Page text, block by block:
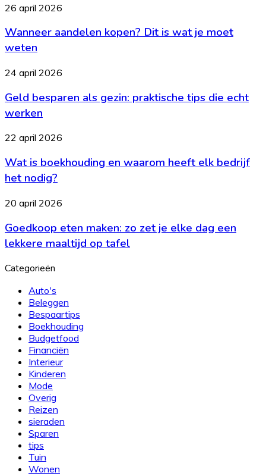
bewaar
je
de
balans
Wanneer
kopen?
is
je
weten
26 april 2026
Wanneer aandelen kopen? Dit is wat je moet
weten
Geld
als
gezin:
praktische
tips
die
echt
werken
24 april 2026
Geld besparen als gezin: praktische tips die echt
werken
Wat
boekhouding
en
waarom
elk
het
nodig?
22 april 2026
Wat is boekhouding en waarom heeft elk bedrijf
het nodig?
Goedkoop
maken:
zo
zet
elke
lekkere
maaltijd
20 april 2026
Goedkoop eten maken: zo zet je elke dag een
lekkere maaltijd op tafel
Categorieën
Auto's
Beleggen
Bespaartips
Boekhouding
Budgetfood
Financiën
Interieur
Kinderen
Mode
Overig
Reizen
sieraden
Sparen
tips
Tuin
Wonen